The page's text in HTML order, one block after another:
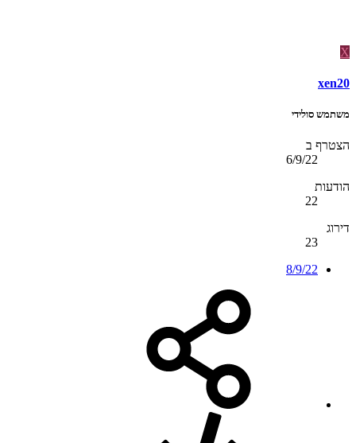
X
xen20
משתמש סולידי
הצטרף ב
6/9/22
הודעות
22
דירוג
23
8/9/22